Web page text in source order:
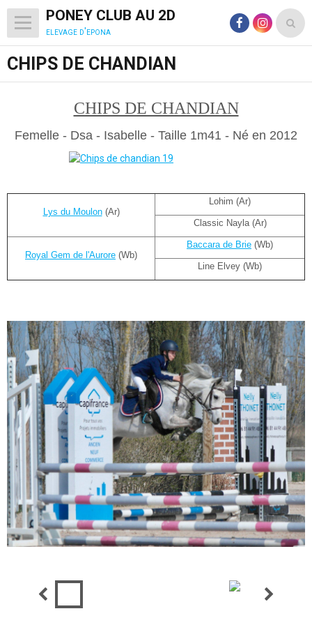
PONEY CLUB AU 2D
elevage d'epona
CHIPS DE CHANDIAN
CHIPS DE CHANDIAN
Femelle - Dsa - Isabelle - Taille 1m41 - Né en 2012
Lys du Moulon(Ar)
Lohim (Ar)
Classic Nayla (Ar)
Royal Gem de l'Aurore (Wb)
Baccara de Brie (Wb)
Line Elvey (Wb)